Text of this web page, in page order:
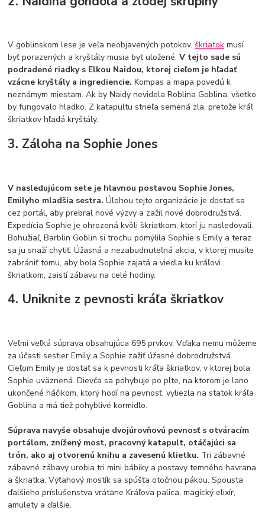
V goblinskom lese je veľa neobjavených potokov.škriatok musí
byť porazených a kryštály musia byť uložené.V tejto sade sú
podradené riadky s Elkou Naidou, ktorej cieľom je hľadať
vzácne kryštály a ingrediencie.Kompas a mapa povedú k
neznámym miestam. Ak by Naidy nevidela Roblina Goblina, všetko
by fungovalo hladko. Z katapultu strieľa semená zla, pretože kráľ
škriatkov hľadá kryštály.
3. Záloha na Sophie Jones
V nasledujúcom sete je hlavnou postavou Sophie Jones,
Emilyho mladšia sestra.Úlohou tejto organizácie je dostať sa
cez portál, aby prebral nové výzvy a zažil nové dobrodružstvá.
Expedícia Sophie je ohrozená kvôli škriatkom, ktorí ju nasledovali.
Bohužiaľ, Barblin Goblin si trochu pomýlila Sophie s Emily a teraz
sa ju snaží chytiť. Úžasná a nezabudnuteľná akcia, v ktorej musíte
zabrániť tomu, aby bola Sophie zajatá a viedla ku kráľovi
škriatkom, zaistí zábavu na celé hodiny.
4. Uniknite z pevnosti kráľa škriatkov
Veľmi veľká súprava obsahujúca 695 prvkov. Vďaka nemu môžeme
za účasti sestier Emily a Sophie zažiť úžasné dobrodružstvá.
Cieľom Emily je dostať sa k pevnosti kráľa škriatkov, v ktorej bola
Sophie uväznená. Dievča sa pohybuje po plte, na ktorom je lano
ukončené háčikom, ktorý hodí na pevnosť, vyliezla na statok kráľa
Goblina a má tiež pohyblivé kormidlo.
Súprava navyše obsahuje dvojúrovňovú pevnosť s otváracím
portálom, znížený most, pracovný katapult, otáčajúci sa
trón, ako aj otvorenú knihu a zavesenú klietku. Tri zábavné
zábavné zábavy urobia tri mini bábiky a postavy temného havrana
a škriatka. Výťahový mostík sa spúšťa otočnou pákou. Spousta
ďalšieho príslušenstva vrátane Kráľova palica, magický elixír,
amulety a ďalšie.